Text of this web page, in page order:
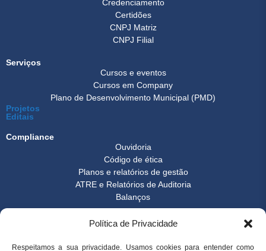
Política de Privacidade
Respeitamos a sua privacidade. Usamos cookies para entender como
Credenciamento
Certidões
CNPJ Matriz
CNPJ Filial
Serviços
Cursos e eventos
Cursos em Company
Plano de Desenvolvimento Municipal (PMD)
Projetos
Editais
Compliance
Ouvidoria
Código de ética
Planos e relatórios de gestão
ATRE e Relatórios de Auditoria
Balanços
Boletim FEST